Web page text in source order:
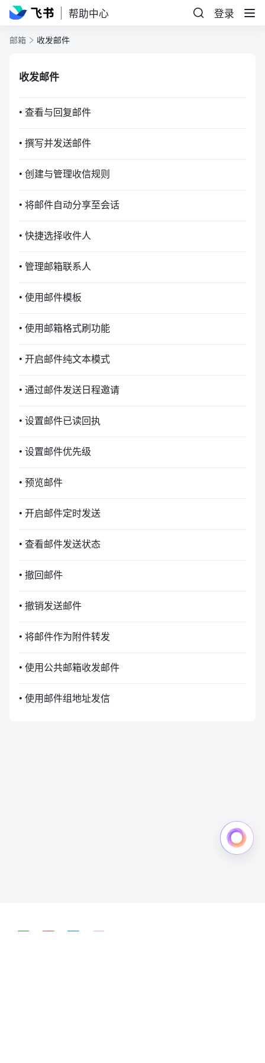
帮助中心 登录
邮箱 收发邮件
收发邮件
• 查看与回复邮件
• 撰写并发送邮件
• 创建与管理收信规则
• 将邮件自动分享至会话
• 快捷选择收件人
• 管理邮箱联系人
• 使用邮件模板
• 使用邮箱格式刷功能
• 开启邮件纯文本模式
• 通过邮件发送日程邀请
• 设置邮件已读回执
• 设置邮件优先级
• 预览邮件
• 开启邮件定时发送
• 查看邮件发送状态
• 撤回邮件
• 撤销发送邮件
• 将邮件作为附件转发
• 使用公共邮箱收发邮件
• 使用邮件组地址发信